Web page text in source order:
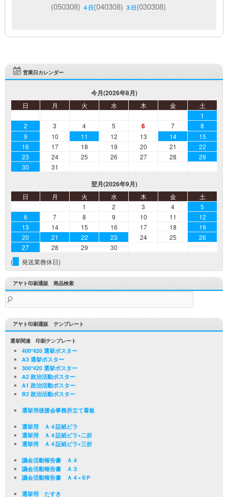
(050308) ４日(040308) ３日(030308)
営業日カレンダー
今月(2026年8月)
日 月 火 水 木 金
土
1
2
3 4 5 6 7
8
9
10 11 12 13 14
15
16
17 18 19 20 21
22
23
24 25 26 27 28
29
30
31
翌月(2026年9月)
日 月 火 水 木 金
土
1
2 3 4
5
6
7 8 9 10 11
12
13
14 15 16 17 18
19
20
21 22 23 24 25
26
27
28 29
30
(
発送業務休日)
アヤト印刷通販 商品検索
検
索:
アヤト印刷通販 テンプレート
選挙関連 印刷テンプレート
400*420 選挙ポスター
A3 選挙ポスター
300*420 選挙ポスター
A2 政治活動ポスター
A1 政治活動ポスター
B2 政治活動ポスター
選挙用後援会事務所立て看板
選挙用 Ａ４証紙ビラ
選挙用 Ａ４証紙ビラ×二折
選挙用 Ａ４証紙ビラ×三折
議会活動報告書 Ａ４
議会活動報告書 Ａ３
議会活動報告書 Ａ４×６P
選挙用 たすき